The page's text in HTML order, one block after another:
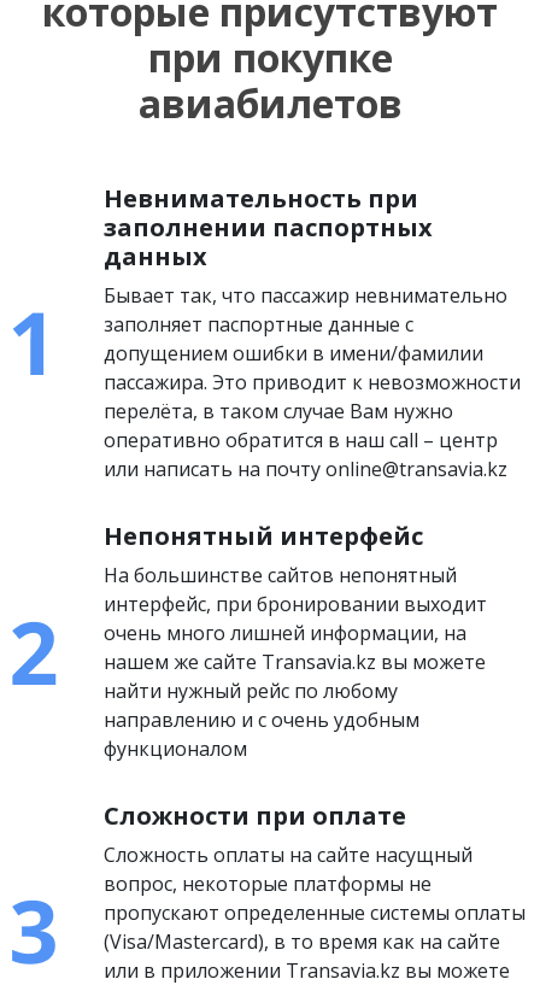
которые присутствуют
при покупке
авиабилетов
Невнимательность при
заполнении паспортных
данных
Бывает так, что пассажир невнимательно
заполняет паспортные данные с
допущением ошибки в имени/фамилии
пассажира. Это приводит к невозможности
перелёта, в таком случае Вам нужно
оперативно обратится в наш call – центр
или написать на почту online@transavia.kz
Непонятный интерфейс
На большинстве сайтов непонятный
интерфейс, при бронировании выходит
очень много лишней информации, на
нашем же сайте Transavia.kz вы можете
найти нужный рейс по любому
направлению и с очень удобным
функционалом
Сложности при оплате
Сложность оплаты на сайте насущный
вопрос, некоторые платформы не
пропускают определенные системы оплаты
(Visa/Mastercard), в то время как на сайте
или в приложении Transavia.kz вы можете